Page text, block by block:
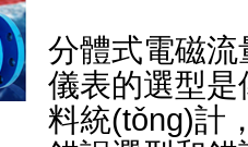
分體式電磁
儀表的選型是
料統(tǒng)計